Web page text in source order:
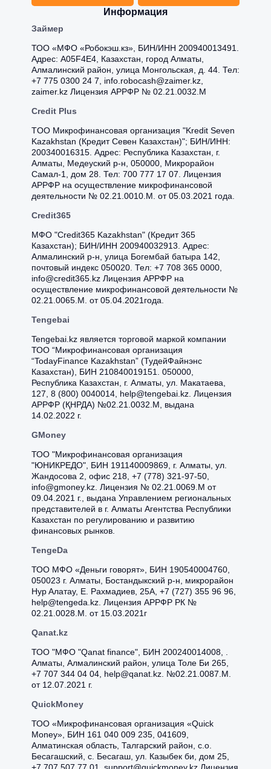
Информация
Займер
ТОО «МФО «Робокэш.кз», БИН/ИНН 200940013491.
Адрес: A05F4E4, Казахстан, город Алматы,
Алмалинский район, улица Монгольская, д. 44. Тел:
+7 775 0300 24 7, info.robocash@zaimer.kz,
zaimer.kz Лицензия АРРФР № 02.21.0032.М
Credit Plus
TOO Микрофинансовая организация "Kredit Seven
Kazakhstan (Кредит Севен Казахстан)"; БИН/ИНН:
200340016315. Адрес: Республика Казахстан, г.
Алматы, Медеуский р-н, 050000, Микрорайон
Самал-1, дом 28. Тел: 700 777 17 07. Лицензия
АРРФР на осуществление микрофинансовой
деятельности № 02.21.0010.M. от 05.03.2021 года.
Credit365
МФО "Credit365 Kazakhstan" (Кредит 365
Казахстан); БИН/ИНН 200940032913. Адрес:
Алмалинский р-н, улица Богембай батыра 142,
почтовый индекс 050020. Тел: +7 708 365 0000,
info@credit365.kz Лицензия АРРФР на
осуществление микрофинансовой деятельности №
02.21.0065.M. от 05.04.2021года.
Tengebai
Tengebai.kz является торговой маркой компании
ТОО “Микрофинансовая организация
“TodayFinance Kazakhstan” (ТудейФайнэнс
Казахстан), БИН 210840019151. 050000,
Республика Казахстан, г. Алматы, ул. Макатаева,
127, 8 (800) 0040014, help@tengebai.kz. Лицензия
APPФР (ҚНРДА) №02.21.0032.М, выдана
14.02.2022 г.
GMoney
ТОО "Микрофинансовая организация
"ЮНИКРЕДО", БИН 191140009869, г. Aлмaты, ул.
Жaндocoвa 2, oфиc 218, +7 (778) 321-97-50,
info@gmoney.kz. Лицензия № 02.21.0069.M от
09.04.2021 г., выдана Управлением региональных
представителей в г. Алматы Агентства Республики
Казахстан по регулированию и развитию
финансовых рынков.
TengeDa
ТОО МФО «Деньги говорят», БИН 190540004760,
050023 г. Aлмaты, Бocтaндыкcкий p-н, микpopaйoн
Нуp Aлaтaу, E. Paxмaдиeв, 25A, +7 (727) 355 96 96,
help@tengeda.kz. Лицензия АРРФР РК №
02.21.0028.M. от 15.03.2021г
Qanat.kz
ТОО "МФО "Qanat finance", БИН 200240014008, .
Aлмaты, Aлмaлинcкий paйoн, улицa Toлe Би 265,
+7 707 344 04 04, help@qanat.kz. №02.21.0087.М.
от 12.07.2021 г.
QuickMoney
ТОО «Микрофинансовая организация «Quick
Money», БИН 161 040 009 235, 041609,
Алматинская область, Талгарский район, с.о.
Бесагашский, с. Бесагаш, ул. Казыбек би, дом 25,